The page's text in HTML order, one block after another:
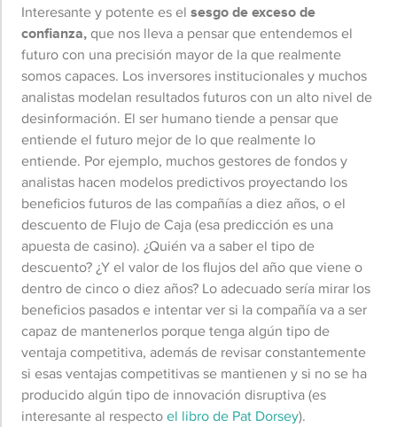
Interesante y potente es el sesgo de exceso de
confianza,que nos lleva a pensar que entendemos el
futuro con una precisión mayor de la que realmente
somos capaces. Los inversores institucionales y muchos
analistas modelan resultados futuros con un alto nivel de
desinformación. El ser humano tiende a pensar que
entiende el futuro mejor de lo que realmente lo
entiende. Por ejemplo, muchos gestores de fondos y
analistas hacen modelos predictivos proyectando los
beneficios futuros de las compañías a diez años, o el
descuento de Flujo de Caja (esa predicción es una
apuesta de casino). ¿Quién va a saber el tipo de
descuento? ¿Y el valor de los flujos del año que viene o
dentro de cinco o diez años? Lo adecuado sería mirar los
beneficios pasados e intentar ver si la compañía va a ser
capaz de mantenerlos porque tenga algún tipo de
ventaja competitiva, además de revisar constantemente
si esas ventajas competitivas se mantienen y si no se ha
producido algún tipo de innovación disruptiva (es
interesante al respectoel libro de Pat Dorsey).